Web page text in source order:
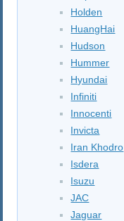
Holden
HuangHai
Hudson
Hummer
Hyundai
Infiniti
Innocenti
Invicta
Iran Khodro
Isdera
Isuzu
JAC
Jaguar